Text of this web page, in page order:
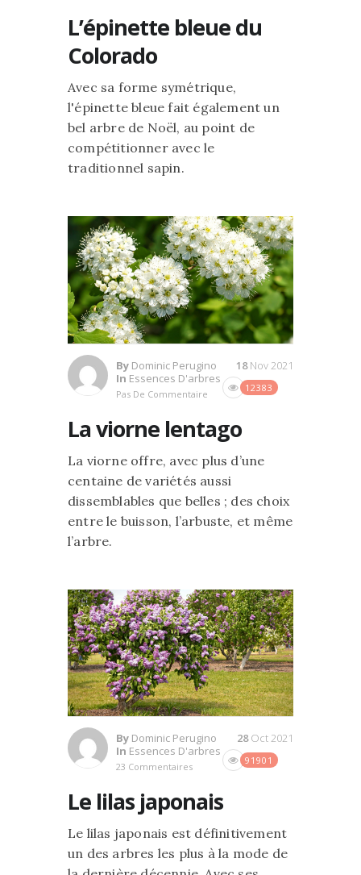
L’épinette bleue du
Colorado
Avec sa forme symétrique,
l'épinette bleue fait également un
bel arbre de Noël, au point de
compétitionner avec le
traditionnel sapin.
By Dominic Perugino
In Essences D'arbres
Pas De Commentaire
12383
18Nov 2021
La viorne lentago
La viorne offre, avec plus d’une
centaine de variétés aussi
dissemblables que belles ; des choix
entre le buisson, l’arbuste, et même
l’arbre.
By Dominic Perugino
In Essences D'arbres
23 Commentaires
91901
28Oct 2021
Le lilas japonais
Le lilas japonais est définitivement
un des arbres les plus à la mode de